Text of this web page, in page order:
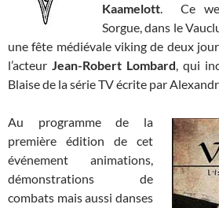
Kaamelott. Ce
Sorgue, dans le
une fête médiévale viking de deux
l’acteur Jean-Robert Lombard, qui
Blaise de la série TV écrite par
Au programme de la
première édition de cet
événement animations,
démonstrations de
combats mais aussi danses